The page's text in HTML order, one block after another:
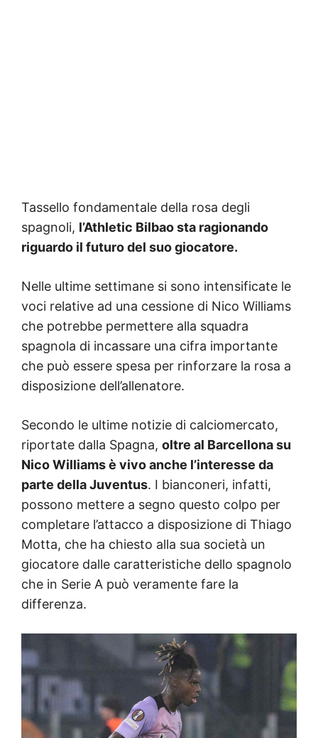
Tassello fondamentale della rosa degli
spagnoli, l’Athletic Bilbao sta ragionando
riguardo il futuro del suo giocatore.
Nelle ultime settimane si sono intensificate le
voci relative ad una cessione di Nico Williams
che potrebbe permettere alla squadra
spagnola di incassare una cifra importante
che può essere spesa per rinforzare la rosa a
disposizione dell’allenatore.
Secondo le ultime notizie di calciomercato,
riportate dalla Spagna, oltre al Barcellona su
Nico Williams è vivo anche l’interesse da
parte della Juventus. I bianconeri, infatti,
possono mettere a segno questo colpo per
completare l’attacco a disposizione di Thiago
Motta, che ha chiesto alla sua società un
giocatore dalle caratteristiche dello spagnolo
che in Serie A può veramente fare la
differenza.